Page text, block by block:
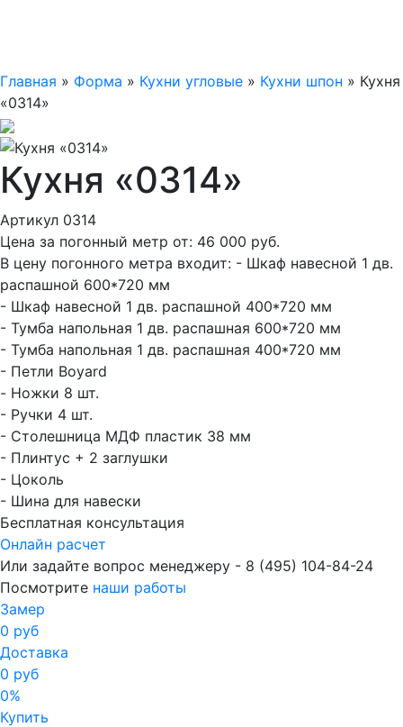
Главная » Форма » Кухни угловые » Кухни шпон » Кухня
«0314»
Кухня «0314»
Артикул 0314
Цена за погонный метр от: 46 000 руб.
В цену погонного метра входит: - Шкаф навесной 1 дв.
распашной 600*720 мм
- Шкаф навесной 1 дв. распашной 400*720 мм
- Тумба напольная 1 дв. распашная 600*720 мм
- Тумба напольная 1 дв. распашная 400*720 мм
- Петли Boyard
- Ножки 8 шт.
- Ручки 4 шт.
- Столешница МДФ пластик 38 мм
- Плинтус + 2 заглушки
- Цоколь
- Шина для навески
Бесплатная консультация
Онлайн расчет
Или задайте вопрос менеджеру - 8 (495) 104-84-24
Посмотрите наши работы
Замер
0 руб
Доставка
0 руб
0%
Купить